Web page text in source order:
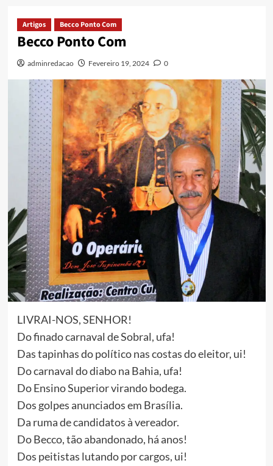
Artigos Becco Ponto Com
Becco Ponto Com
adminredacao Fevereiro 19, 2024 0
LIVRAI-NOS, SENHOR!
Do finado carnaval de Sobral, ufa!
Das tapinhas do político nas costas do eleitor, ui!
Do carnaval do diabo na Bahia, ufa!
Do Ensino Superior virando bodega.
Dos golpes anunciados em Brasília.
Da ruma de candidatos à vereador.
Do Becco, tão abandonado, há anos!
Dos peitistas lutando por cargos, ui!